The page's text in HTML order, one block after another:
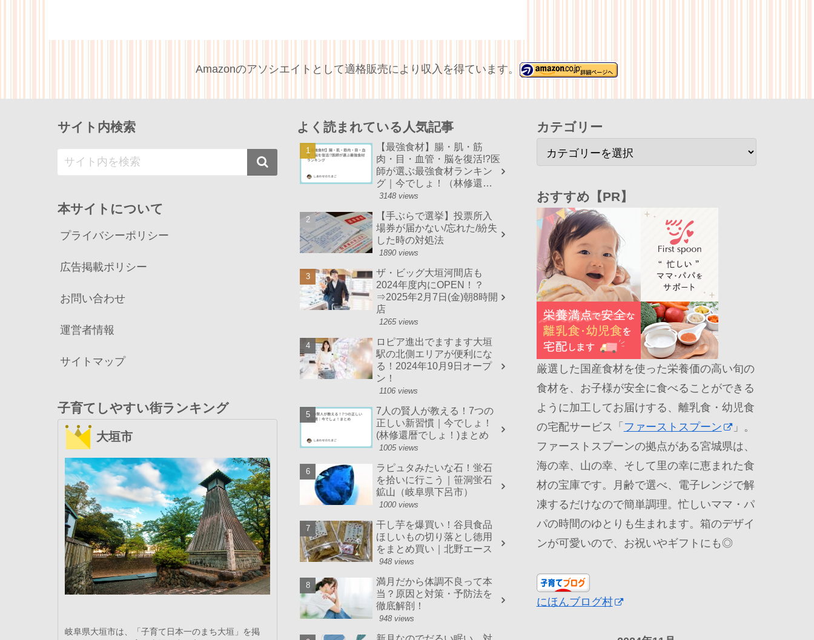
Amazonのアソシエイトとして適格販売により収入を得ています。
サイト内検索
本サイトについて
プライバシーポリシー
広告掲載ポリシー
お問い合わせ
運営者情報
サイトマップ
子育てしやすい街ランキング
大垣市
岐阜県大垣市は、「子育て日本一のまち大垣」を掲
よく読まれている人気記事
【最強食材】腸・肌・筋
肉・目・血管・脳を復活!?医
師が選ぶ最強食材ランキン
グ｜今でしょ！（林修還暦
でしょ！）まとめ
3148 views
【手ぶらで選挙】投票所入
場券が届かない/忘れた/紛失
した時の対処法
1890 views
ザ・ビッグ大垣河間店も
2024年度内にOPEN！？
⇒2025年2月7日(金)朝8時開
店
1265 views
ロピア進出でますます大垣
駅の北側エリアが便利にな
る！2024年10月9日オープ
ン！
1106 views
7人の賢人が教える！7つの
正しい新習慣｜今でしょ！
(林修還暦でしょ！)まとめ
1005 views
ラピュタみたいな石！蛍石
を拾いに行こう｜笹洞蛍石
鉱山（岐阜県下呂市）
1000 views
干し芋を爆買い！谷貝食品
ほしいもの切り落とし徳用
をまとめ買い｜北野エース
948 views
満月だから体調不良って本
当？原因と対策・予防法を
徹底解剖！
948 views
カテゴリー
おすすめ【PR】
厳選した国産食材を使った栄養価の高い旬の
食材を、お子様が安全に食べることができる
ように加工してお届けする、離乳食・幼児食
の宅配サービス「 ファーストスプーン
」。
ファーストスプーンの拠点がある宮城県は、
海の幸、山の幸、そして里の幸に恵まれた食
材の宝庫です。月齢で選べ、電子レンジで解
凍するだけなので簡単調理。忙しいママ・パ
パの時間のゆとりも生まれます。箱のデザイ
ンが可愛いので、お祝いやギフトにも◎
にほんブログ村